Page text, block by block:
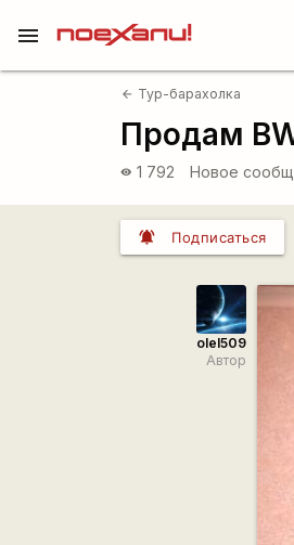
menu
arrow_back Тур-барахолка
Продам
visibility 1 792 Новое
notifications_active Подписаться
olel509
Автор